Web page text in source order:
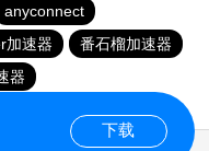
anyconnect
加速器
番石榴加速器
器
下载